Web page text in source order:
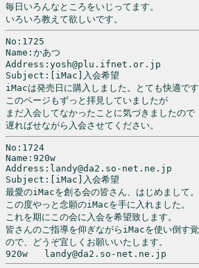
毎日いろんなところをいじってます。
いろいろ教えて欲しいです。
No:1725
Name:かあつ
Address:yosh@plu.ifnet.or.jp
Subject:[iMac]入会希望
iMacは発売日に購入しました。とても快適です
このページもずっと拝見していましたが
まだ入会してなかったことに気づきましたので
遅ればせながら入会させてください。
No:1724
Name:920w
Address:landy@da2.so-net.ne.jp
Subject:[iMac]入会希望
最愛のiMacを創る会の皆さん、はじめまして。
この度やっと念願のiMacを手に入れました。
これを期にこの会に入会を希望致します。
皆さんのご指導を仰ぎながらiMacを使い倒す
ので、どうぞ宜しくお願いいたします。
920w   landy@da2.so-net.ne.jp